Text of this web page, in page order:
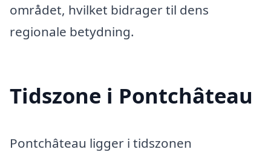
området, hvilket bidrager til dens
regionale betydning.
Tidszone i Pontchâteau
Pontchâteau ligger i tidszonen